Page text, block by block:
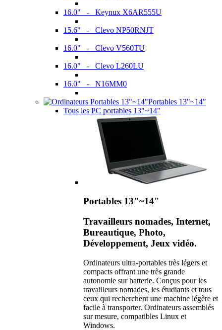
16.0" - Keynux X6AR555U
15.6" - Clevo NP50RNJT
16.0" - Clevo V560TU
16.0" - Clevo L260LU
16.0" - N16MM0
Portables 13"~14"
Tous les PC portables 13"~14"
Portables 13"~14"
Travailleurs nomades, Internet,
Bureautique, Photo,
Développement, Jeux vidéo.
Ordinateurs ultra-portables très légers et
compacts offrant une très grande
autonomie sur batterie. Conçus pour les
travailleurs nomades, les étudiants et tous
ceux qui recherchent une machine légère et
facile à transporter. Ordinateurs assemblés
sur mesure, compatibles Linux et
Windows.